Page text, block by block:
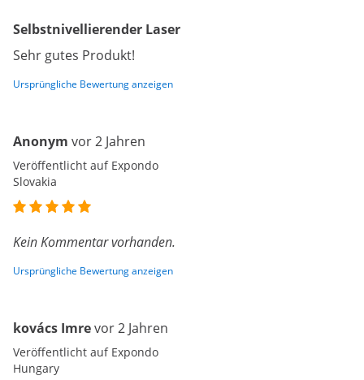
Selbstnivellierender Laser
Sehr gutes Produkt!
Ursprüngliche Bewertung anzeigen
Anonym vor 2 Jahren
Veröffentlicht auf Expondo
Slovakia
Kein Kommentar vorhanden.
Ursprüngliche Bewertung anzeigen
kovács Imrevor 2 Jahren
Veröffentlicht auf Expondo
Hungary